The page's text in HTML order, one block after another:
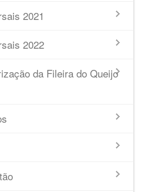
2021
2022
da Fileira do Queijo